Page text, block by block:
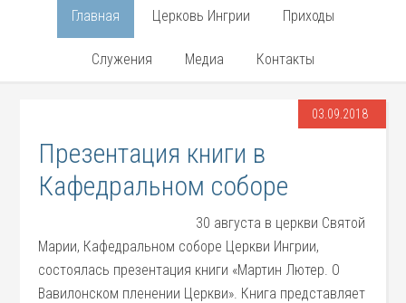
Главная Церковь Ингрии Приходы
Служения Медиа Контакты
03.09.2018
Презентация книги в
Кафедральном соборе
30 августа в церкви Святой
Марии, Кафедральном соборе Церкви Ингрии,
состоялась презентация книги «Мартин Лютер. О
Вавилонском пленении Церкви». Книга представляет